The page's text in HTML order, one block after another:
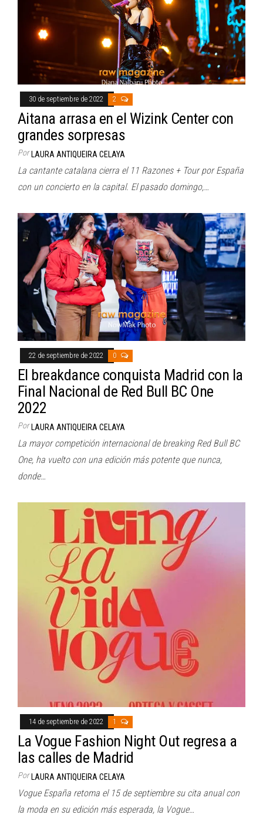
30 de septiembre de 2022 2
Aitana arrasa en el Wizink Center con
grandes sorpresas
Por LAURA ANTIQUEIRA CELAYA
La cantante catalana cierra el 11 Razones + Tour por España
con un concierto en la capital. El pasado domingo,…
22 de septiembre de 2022 0
El breakdance conquista Madrid con la
Final Nacional de Red Bull BC One
2022
Por LAURA ANTIQUEIRA CELAYA
La mayor competición internacional de breaking Red Bull BC
One, ha vuelto con una edición más potente que nunca,
donde…
14 de septiembre de 2022 1
La Vogue Fashion Night Out regresa a
las calles de Madrid
Por LAURA ANTIQUEIRA CELAYA
Vogue España retoma el 15 de septiembre su cita anual con
la moda en su edición más esperada, la Vogue…